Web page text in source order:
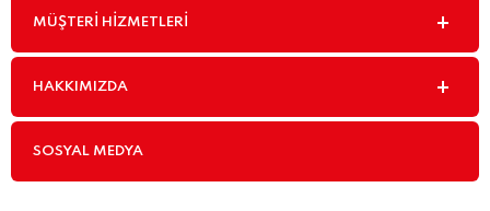
MÜŞTERI HIZMETLERI
HAKKIMIZDA
SOSYAL MEDYA